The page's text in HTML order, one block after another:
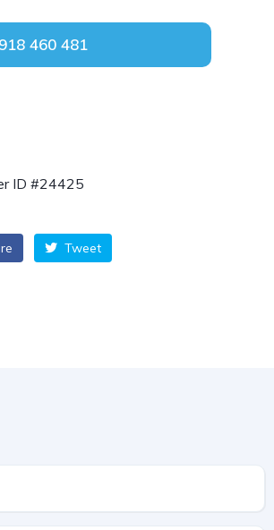
918 460 481
ID #24425
Tweet